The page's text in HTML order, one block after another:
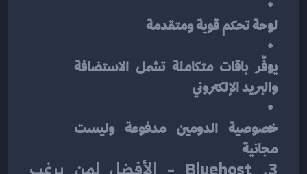
لوحة تحكم قوية ومتقدمة
يوفّر باقات متكاملة تشمل الاستضافة
والبريد الإلكتروني
مجانية